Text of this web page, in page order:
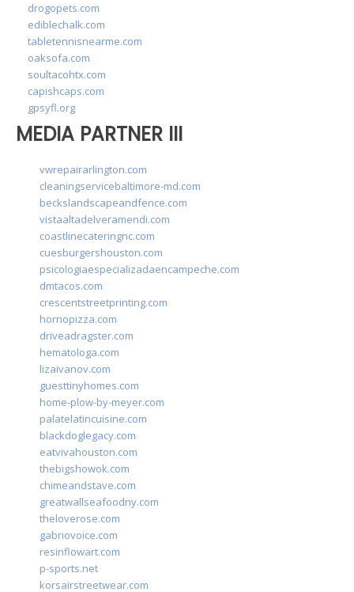
drogopets.com
ediblechalk.com
tabletennisnearme.com
oaksofa.com
soultacohtx.com
capishcaps.com
gpsyfl.org
MEDIA PARTNER III
vwrepairarlington.com
cleaningservicebaltimore-md.com
beckslandscapeandfence.com
vistaaltadelveramendi.com
coastlinecateringnc.com
cuesburgershouston.com
psicologiaespecializadaencampeche.com
dmtacos.com
crescentstreetprinting.com
hornopizza.com
driveadragster.com
hematologa.com
lizaivanov.com
guesttinyhomes.com
home-plow-by-meyer.com
palatelatincuisine.com
blackdoglegacy.com
eatvivahouston.com
thebigshowok.com
chimeandstave.com
greatwallseafoodny.com
theloverose.com
gabriovoice.com
resinflowart.com
p-sports.net
korsairstreetwear.com